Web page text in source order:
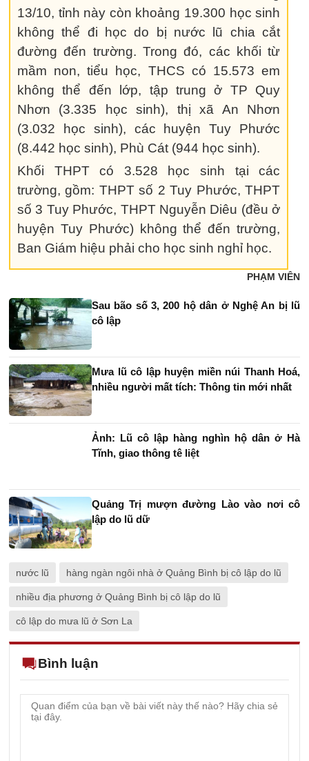
13/10, tỉnh này còn khoảng 19.300 học sinh
không thể đi học do bị nước lũ chia cắt
đường đến trường. Trong đó, các khối từ
mầm non, tiểu học, THCS có 15.573 em
không thể đến lớp, tập trung ở TP Quy
Nhơn (3.335 học sinh), thị xã An Nhơn
(3.032 học sinh), các huyện Tuy Phước
(8.442 học sinh), Phù Cát (944 học sinh).
Khối THPT có 3.528 học sinh tại các
trường, gồm: THPT số 2 Tuy Phước, THPT
số 3 Tuy Phước, THPT Nguyễn Diêu (đều ở
huyện Tuy Phước) không thể đến trường,
Ban Giám hiệu phải cho học sinh nghỉ học.
PHẠM VIÊN
Sau bão số 3, 200 hộ dân ở Nghệ An bị lũ
cô lập
Mưa lũ cô lập huyện miền núi Thanh Hoá,
nhiều người mất tích: Thông tin mới nhất
Ảnh: Lũ cô lập hàng nghìn hộ dân ở Hà
Tĩnh, giao thông tê liệt
Quảng Trị mượn đường Lào vào nơi cô
lập do lũ dữ
nước lũ hàng ngàn ngôi nhà ở Quảng Bình bị cô lập do lũ
nhiều địa phương ở Quảng Bình bị cô lập do lũ
cô lập do mưa lũ ở Sơn La
Bình luận